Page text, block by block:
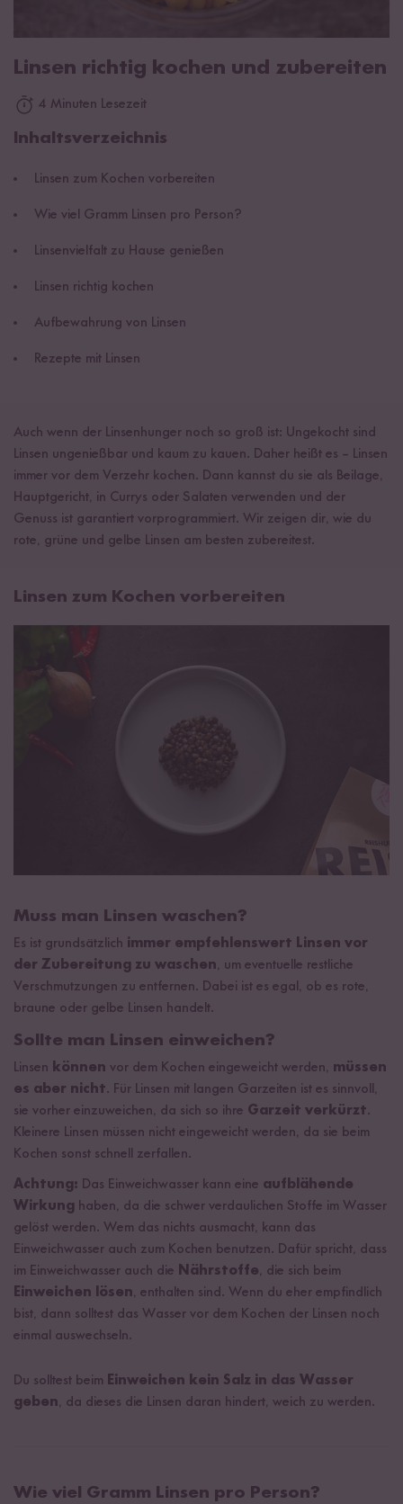
Linsen richtig kochen und zubereiten
4 Minuten Lesezeit
Inhaltsverzeichnis
Linsen zum Kochen vorbereiten
Wie viel Gramm Linsen pro Person?
Linsenvielfalt zu Hause genießen
Linsen richtig kochen
Aufbewahrung von Linsen
Rezepte mit Linsen
Auch wenn der Linsenhunger noch so groß ist: Ungekocht sind
Linsen ungenießbar und kaum zu kauen. Daher heißt es – Linsen
immer vor dem Verzehr kochen. Dann kannst du sie als Beilage,
Hauptgericht, in Currys oder Salaten verwenden und der
Genuss ist garantiert vorprogrammiert. Wir zeigen dir, wie du
rote, grüne und gelbe Linsen am besten zubereitest.
Linsen zum Kochen vorbereiten
Muss man Linsen waschen?
Es ist grundsätzlich immer empfehlenswert Linsen vor
der Zubereitung zu waschen, um eventuelle restliche
Verschmutzungen zu entfernen. Dabei ist es egal, ob es rote,
braune oder gelbe Linsen handelt.
Sollte man Linsen einweichen?
Linsen können vor dem Kochen eingeweicht werden, müssen
es aber nicht. Für Linsen mit langen Garzeiten ist es sinnvoll,
sie vorher einzuweichen, da sich so ihre Garzeit verkürzt.
Kleinere Linsen müssen nicht eingeweicht werden, da sie beim
Kochen sonst schnell zerfallen.
Achtung: Das Einweichwasser kann eine aufblähende
Wirkung haben, da die schwer verdaulichen Stoffe im Wasser
gelöst werden. Wem das nichts ausmacht, kann das
Einweichwasser auch zum Kochen benutzen. Dafür spricht, dass
im Einweichwasser auch die Nährstoffe, die sich beim
Einweichen lösen, enthalten sind. Wenn du eher empfindlich
bist, dann solltest das Wasser vor dem Kochen der Linsen noch
einmal auswechseln.
Du solltest beim Einweichen kein Salz in das Wasser
geben, da dieses die Linsen daran hindert, weich zu werden.
Wie viel Gramm Linsen pro Person?